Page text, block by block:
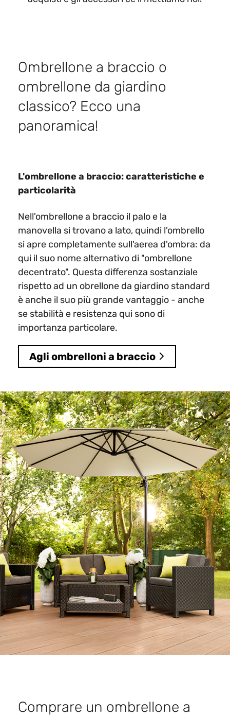
Ombrellone a braccio o
ombrellone da giardino
classico? Ecco una
panoramica!​
L'ombrellone a braccio: caratteristiche e
particolarità
Nell'ombrellone a braccio il palo e la
manovella si trovano a lato, quindi l'ombrello
si apre completamente sull'aerea d'ombra: da
qui il suo nome alternativo di "ombrellone
decentrato". Questa differenza sostanziale
rispetto ad un obrellone da giardino standard
è anche il suo più grande vantaggio - anche
se stabilità e resistenza qui sono di
importanza particolare.
Agli ombrelloni a braccio
Comprare un ombrellone a